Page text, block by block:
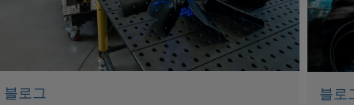
블로그 블로